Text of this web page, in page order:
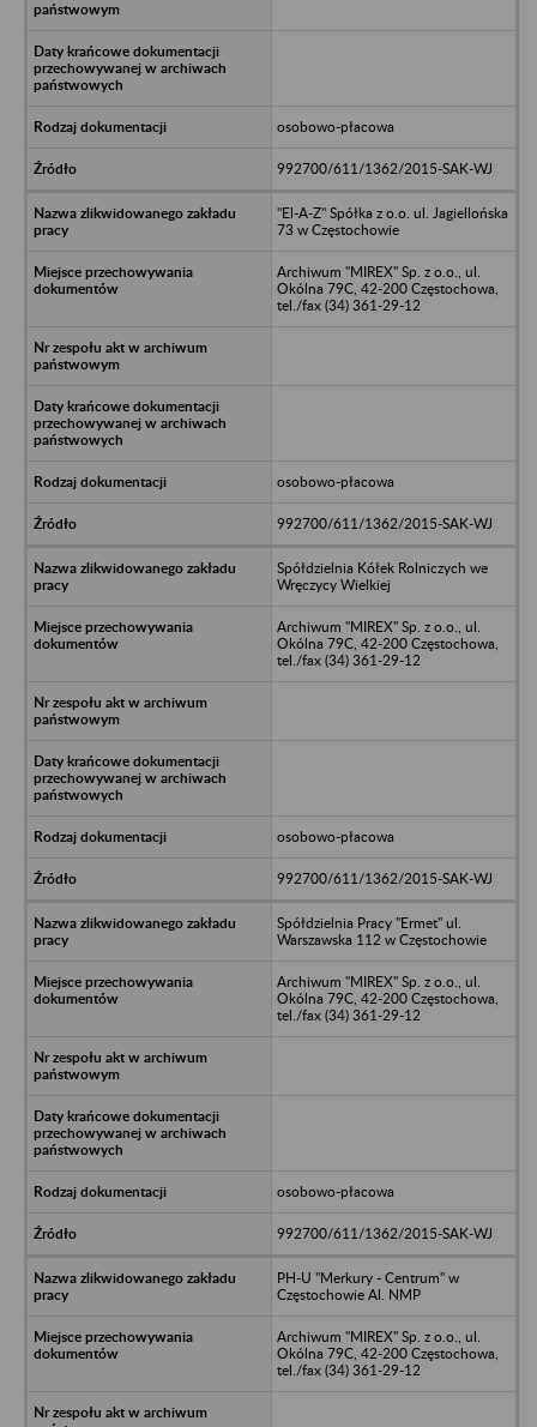
osobowo-płacowa
992700/611/1362/2015-SAK-WJ
"El-A-Z" Spółka z o.o. ul. Jagiellońska
73 w Częstochowie
Archiwum "MIREX" Sp. z o.o., ul.
Okólna 79C, 42-200 Częstochowa,
tel./fax (34) 361-29-12
osobowo-płacowa
992700/611/1362/2015-SAK-WJ
Spółdzielnia Kółek Rolniczych we
Wręczycy Wielkiej
Archiwum "MIREX" Sp. z o.o., ul.
Okólna 79C, 42-200 Częstochowa,
tel./fax (34) 361-29-12
osobowo-płacowa
992700/611/1362/2015-SAK-WJ
Spółdzielnia Pracy "Ermet" ul.
Warszawska 112 w Częstochowie
Archiwum "MIREX" Sp. z o.o., ul.
Okólna 79C, 42-200 Częstochowa,
tel./fax (34) 361-29-12
osobowo-płacowa
992700/611/1362/2015-SAK-WJ
PH-U "Merkury - Centrum" w
Częstochowie Al. NMP
Archiwum "MIREX" Sp. z o.o., ul.
Okólna 79C, 42-200 Częstochowa,
tel./fax (34) 361-29-12